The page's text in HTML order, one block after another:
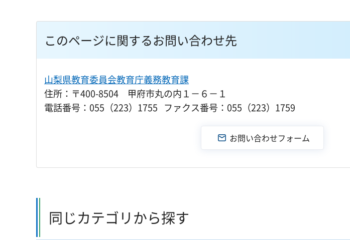
このページに関するお問い合わせ先
山梨県教育委員会教育庁義務教育課
住所：〒400-8504 甲府市丸の内１－６－１
電話番号：055（223）1755 ファクス番号：055（223）1759
同じカテゴリから探す